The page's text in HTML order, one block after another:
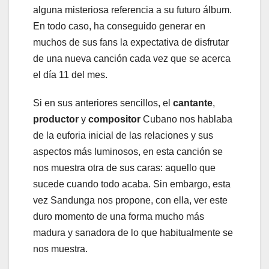
alguna misteriosa referencia a su futuro álbum.
En todo caso, ha conseguido generar en
muchos de sus fans la expectativa de disfrutar
de una nueva canción cada vez que se acerca
el día 11 del mes.
Si en sus anteriores sencillos, el cantante,
productor y compositor Cubano nos hablaba
de la euforia inicial de las relaciones y sus
aspectos más luminosos, en esta canción se
nos muestra otra de sus caras: aquello que
sucede cuando todo acaba. Sin embargo, esta
vez Sandunga nos propone, con ella, ver este
duro momento de una forma mucho más
madura y sanadora de lo que habitualmente se
nos muestra.